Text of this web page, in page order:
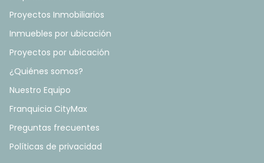
Proyectos Inmobiliarios
Inmuebles por ubicación
Proyectos por ubicación
¿Quiénes somos?
Nuestro Equipo
Franquicia CityMax
Preguntas frecuentes
Políticas de privacidad